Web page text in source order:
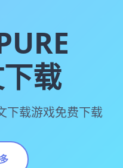
载
下载游戏免费下载